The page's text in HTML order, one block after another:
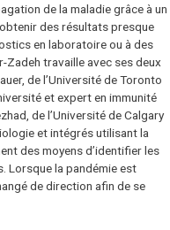
de la maladie grâce à un
des résultats presque
en laboratoire ou à des
Zadeh travaille avec ses deux
de l’Université de Toronto
et expert en immunité
de l’Université de Calgary
et intégrés utilisant la
des moyens d’identifier les
Lorsque la pandémie est
de direction afin de se